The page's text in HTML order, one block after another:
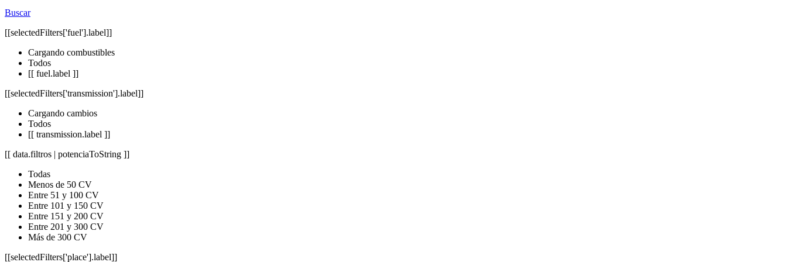
Buscar
[[selectedFilters['fuel'].label]]
Cargando combustibles
Todos
[[ fuel.label ]]
[[selectedFilters['transmission'].label]]
Cargando cambios
Todos
[[ transmission.label ]]
[[ data.filtros | potenciaToString ]]
Todas
Menos de 50 CV
Entre 51 y 100 CV
Entre 101 y 150 CV
Entre 151 y 200 CV
Entre 201 y 300 CV
Más de 300 CV
[[selectedFilters['place'].label]]